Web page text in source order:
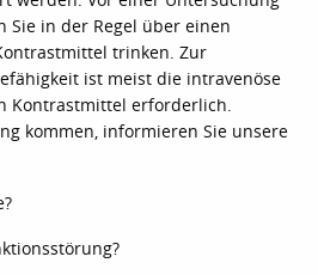
Sie in der Regel über einen
trinken. Zur
ist meist die intravenöse
Kontrastmittel erforderlich.
kommen, informieren Sie unsere